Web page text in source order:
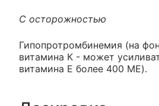
С осторожностью
Гипопротромбинемия (на
витамина К - может
витамина Е более 400 ME).